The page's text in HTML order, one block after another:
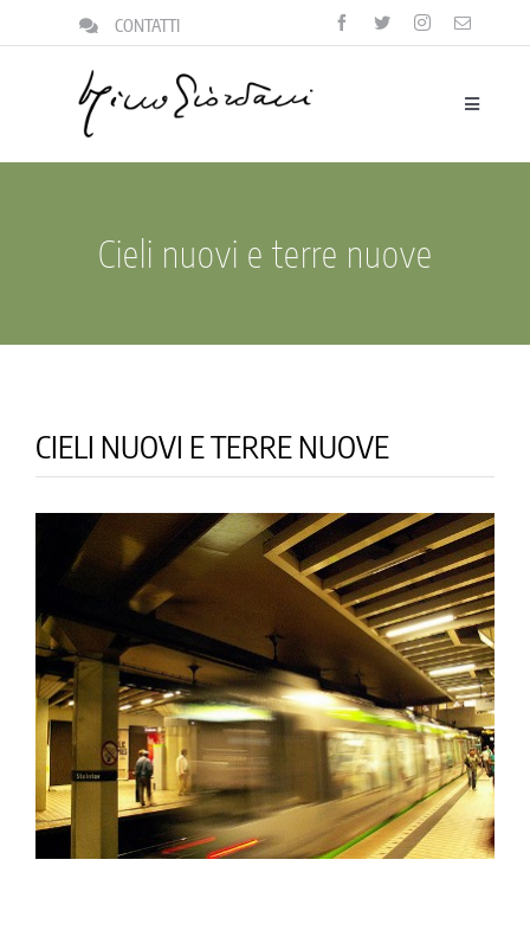
contenuto
CONTATTI
Toggle
l’archivio
la causa di canonizzazione
Cieli nuovi e terre nuove
CIELI NUOVI E TERRE NUOVE